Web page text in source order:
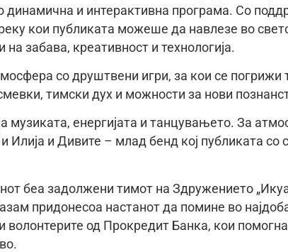
динамична и интерактивна програма. Со
кои публиката можеше да навлезе во
забава, креативност и технологија.
со друштвени игри, за кои се погрижи
тимски дух и можности за нови
музиката, енергијата и танцувањето. За
Илија и Дивите – млад бенд кој публиката со
беа задолжени тимот на Здружението
придонесоа настанот да помине во
волонтерите од Прокредит Банка, кои